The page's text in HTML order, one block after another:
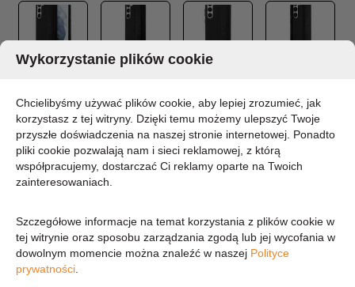
SAMSUNG GALAXY S23+ (CZARNY)
MARKA:
BMW
DOSTĘPNOŚĆ:
CHWILOWO BRAK - PROSZĘ PYTAĆ
149,35 zł
121,42 zł (cena netto)
Wykorzystanie plików cookie
Chcielibyśmy używać plików cookie, aby lepiej zrozumieć, jak
korzystasz z tej witryny. Dzięki temu możemy ulepszyć Twoje
przyszłe doświadczenia na naszej stronie internetowej. Ponadto
pliki cookie pozwalają nam i sieci reklamowej, z którą
współpracujemy, dostarczać Ci reklamy oparte na Twoich
zainteresowaniach.
Szczegółowe informacje na temat korzystania z plików cookie w
tej witrynie oraz sposobu zarządzania zgodą lub jej wycofania w
dowolnym momencie można znaleźć w naszej Polityce
prywatności